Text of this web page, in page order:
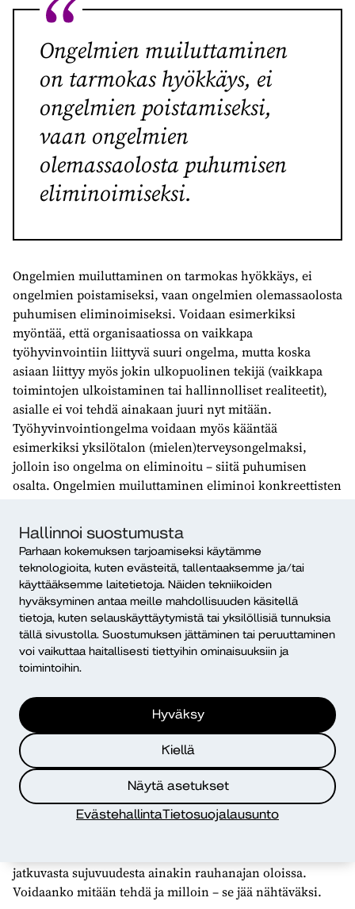
Hallinnoi suostumusta
Parhaan kokemuksen tarjoamiseksi käytämme
teknologioita, kuten evästeitä, tallentaaksemme ja/tai
käyttääksemme laitetietoja. Näiden tekniikoiden
hyväksyminen antaa meille mahdollisuuden käsitellä
tietoja, kuten selauskäyttäytymistä tai yksilöllisiä tunnuksia
tällä sivustolla. Suostumuksen jättäminen tai peruuttaminen
voi vaikuttaa haitallisesti tiettyihin ominaisuuksiin ja
toimintoihin.
Hyväksy
Kiellä
Näytä asetukset
EvästehallintaTietosuojalausunto
Ongelmien muiluttaminen
on tarmokas hyökkäys, ei
ongelmien poistamiseksi,
vaan ongelmien
olemassaolosta puhumisen
eliminoimiseksi.
Ongelmien muiluttaminen on tarmokas hyökkäys, ei
ongelmien poistamiseksi, vaan ongelmien olemassaolosta
puhumisen eliminoimiseksi. Voidaan esimerkiksi
myöntää, että organisaatiossa on vaikkapa
työhyvinvointiin liittyvä suuri ongelma, mutta koska
asiaan liittyy myös jokin ulkopuolinen tekijä (vaikkapa
toimintojen ulkoistaminen tai hallinnolliset realiteetit),
asialle ei voi tehdä ainakaan juuri nyt mitään.
Työhyvinvointiongelma voidaan myös kääntää
esimerkiksi yksilötalon (mielen)terveysongelmaksi,
jolloin iso ongelma on eliminoitu – siitä puhumisen
osalta. Ongelmien muiluttaminen eliminoi konkreettisten
on ongelmien dekonstruktiosta.
Edelliseen liittyyen voi kommentoida yksittäistapauksia
diskurssi. Organisaation ongelmat ovat usein yksilötason
ongelmia, koska organisaatioissa on yksilöitä töissä.
Myös ryhmä koostuu yksilöistä. Tämä ongelmien
selittelystrategia on tietyllä tavalla taloudellinen, koska
sen lähtökohta on, että mitään ei voida sanoa.
ja
deus ex machina
Perunakellarissa piilottelu -lähestymistapa haluaa saada
selittelyjen vastaanottajat uskomaan, että organisaatio
kohtasi äkillisesti ylivoimaisen tilanteen, jolle se ei voinut
mitään eikä taida voidakaan pitkään aikaan.
Organisaatiossa on oletettavasti kuitenkin korkeassakin
jatkuvasta sujuvuudesta ainakin rauhanajan oloissa.
Voidaanko mitään tehdä ja milloin – se jää nähtäväksi.